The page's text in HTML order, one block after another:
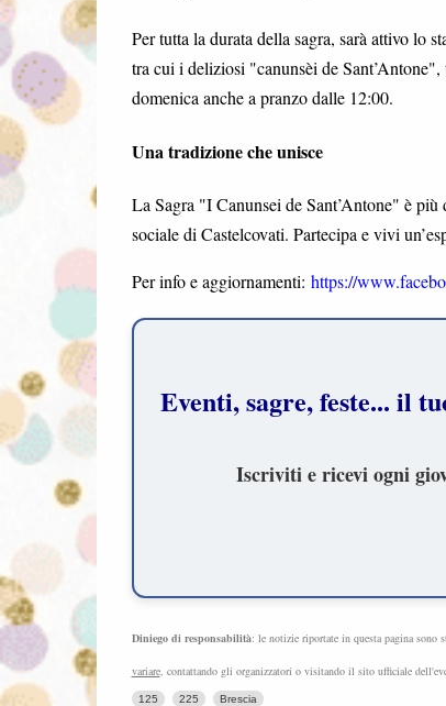
Per tutta la durata della sagra, sarà attivo lo
tra cui i deliziosi "canunsèi de
domenica anche a pranzo dalle 12:00.
Una tradizione che unisce
La Sagra "I Canunsei de Sant’Antone" è più
sociale di Castelcovati. Partecipa e vivi
Per info e aggiornamenti: https://
esclusivi su Telegram: unisciti a noi!
Iscriviti ora
125 Brescia